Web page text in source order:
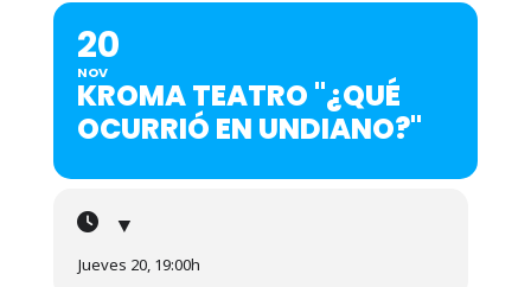
20
NOV
KROMA TEATRO "¿QUÉ
OCURRIÓ EN UNDIANO?"
▼
Jueves 20, 19:00h